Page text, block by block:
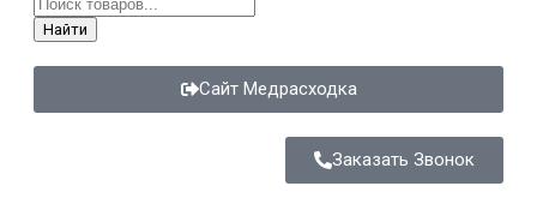
Найти
Сайт Медрасходка
Заказать Звонок